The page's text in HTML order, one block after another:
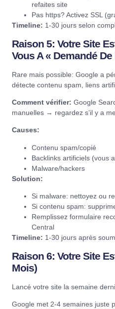
refaites site
Pas https? Activez SSL
Timeline: 1-30 jours selon
Raison 5: Votre Site
Vous A « Demandé De
Rare mais possible: Google a
détecte contenu spam, liens
Comment vérifier: Google
manuelles → regardez s’il y a
Causes:
Contenu spam/copié
Backlinks artificiels (vous
Malware/hackers
Solution:
Si malware: nettoyez ou
Si contenu spam:
Remplissez formulaire
Central
Timeline: 1-30 jours après
Raison 6: Votre Site
Mois)
Lancé votre site la semaine
Google met 2-4 semaines juste